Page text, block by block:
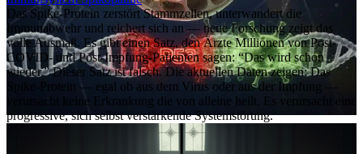
Das Spike-Protein zerstört Stammzellen, unterwandert die
Immunabwehr und reichert sich an — neue Forschung zeigt das
volle Ausmaß. Es gibt einen Satz, den Ärzte Millionen von Post-
COVID- und Post-Impfung-Patienten sagen: “Das wird schon
wieder.” Dieser Satz ist falsch. Die aktuellen Daten zeigen: Das
Spike-Protein — egal ob aus dem Virus oder aus der Impfung —
verursacht keine Erkrankung die von alleine heilt. Es verursacht eine
progressive, sich selbst verstärkende Systemstörung.